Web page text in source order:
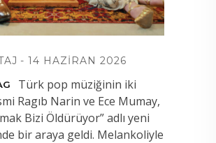
14 HAZIRAN 2026
Türk pop müziğinin iki
Ragıb Narin ve Ece Mumay,
Bizi Öldürüyor” adlı yeni
bir araya geldi. Melankoliyle